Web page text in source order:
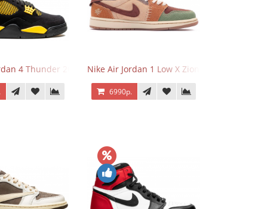
4 Thunder 2023 Nike Air Jordan 1 Low X Zion Williamson
6990р.